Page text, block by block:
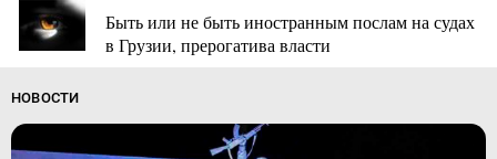
Быть или не быть иностранным послам на судах
в Грузии, прерогатива власти
НОВОСТИ